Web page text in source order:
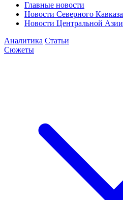
Главные новости
Новости Северного Кавказа
Новости Центральной Азии
Аналитика Статьи
Сюжеты